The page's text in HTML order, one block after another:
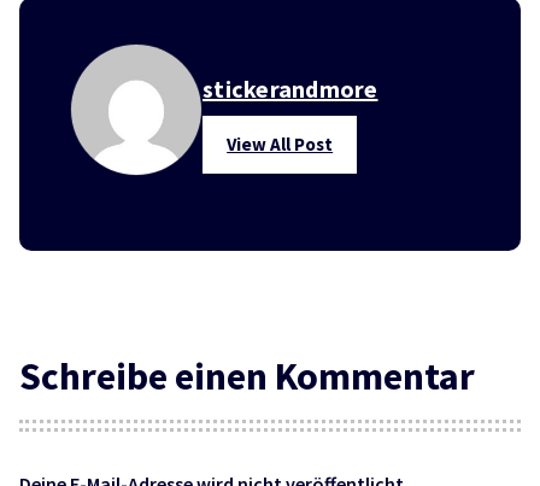
stickerandmore
View All Post
Schreibe einen Kommentar